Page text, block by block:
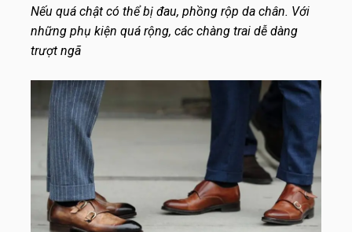
Nếu quá chật có thể bị đau, phồng rộp da chân. Với
những phụ kiện quá rộng, các chàng trai dễ dàng
trượt ngã